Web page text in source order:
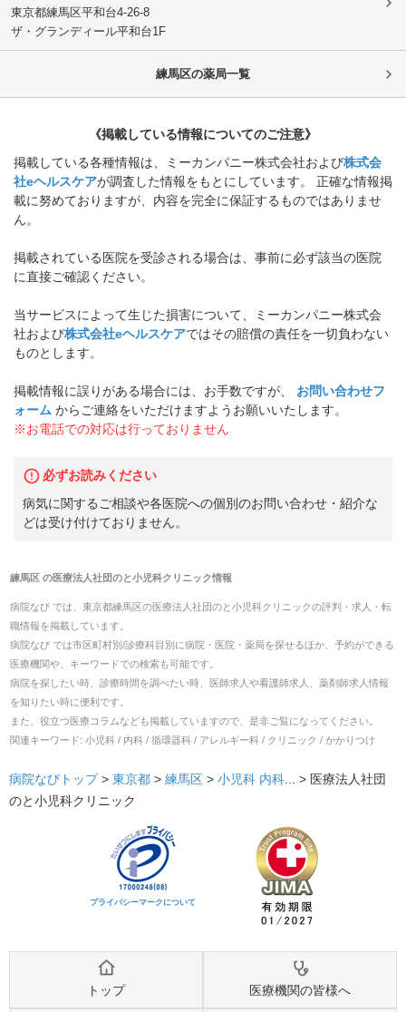
東京都練馬区平和台4-26-8
ザ・グランディール平和台1F
練馬区の薬局一覧
《掲載している情報についてのご注意》
掲載している各種情報は、ミーカンパニー株式会社および株式会
社eヘルスケアが調査した情報をもとにしています。 正確な情報掲
載に努めておりますが、内容を完全に保証するものではありませ
ん。
掲載されている医院を受診される場合は、事前に必ず該当の医院
に直接ご確認ください。
当サービスによって生じた損害について、ミーカンパニー株式会
社および株式会社eヘルスケアではその賠償の責任を一切負わない
ものとします。
掲載情報に誤りがある場合には、お手数ですが、
お問い合わせフ
ォーム からご連絡をいただけますようお願いいたします。
※お電話での対応は行っておりません
必ずお読みください
病気に関するご相談や各医院への個別のお問い合わせ・紹介な
どは受け付けておりません。
練馬区の医療法人社団のと小児科クリニック情報
病院なび では、 東京都練馬区の医療法人社団のと小児科クリニックの評判・求人・転
職情報を掲載しています。
病院なび では市区町村別/診療科目別に病院・医院・薬局を探せるほか、予約ができる
医療機関や、キーワードでの検索も可能です。
病院を探したい時、診療時間を調べたい時、医師求人や看護師求人、薬剤師求人情報
を知りたい時に便利です。
また、役立つ医療コラムなども掲載していますので、是非ご覧になってください。
関連キーワード: 小児科 / 内科 / 循環器科 / アレルギー科 / クリニック / かかりつけ
病院なびトップ > 東京都 > 練馬区 > 小児科 内科... > 医療法人社団
のと小児科クリニック
プライバシーマークについて
トップ 医療機関の皆様へ